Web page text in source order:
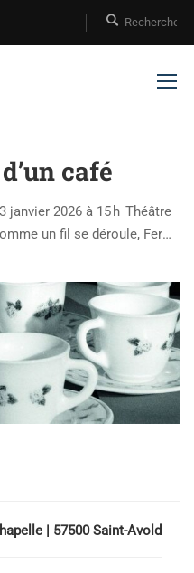
café
janvier 2026 à 15 h Théâtre
un fil se déroule, Fer
un collectif …
| 57500 Saint-Avold